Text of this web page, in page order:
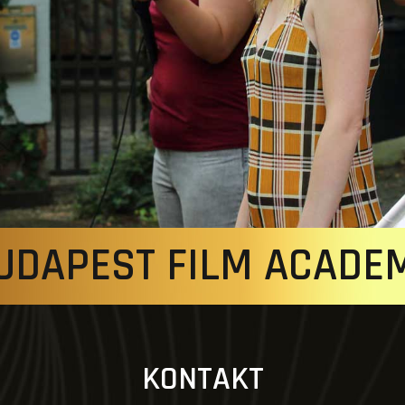
FILM
KONTAKT